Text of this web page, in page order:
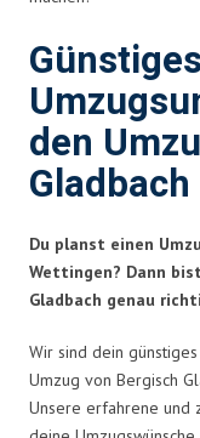
Günstiges
den
Du planst einen
Wettingen? Dann
Gladbach genau
Wir sind dein
Umzug von Bergisch
Unsere erfahrene und